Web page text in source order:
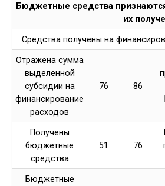
Бюджетные средства
их
Средства получены на
Отражена сумма
выделенной
субсидии на
финансирование
расходов
76 86
Получены
бюджетные
средства
51 76
Бюджетные